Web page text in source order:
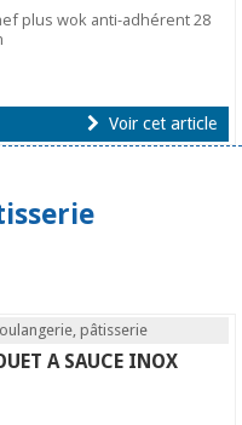
plus wok anti-adhérent 28
Voir cet article
pâtisserie
A SAUCE INOX